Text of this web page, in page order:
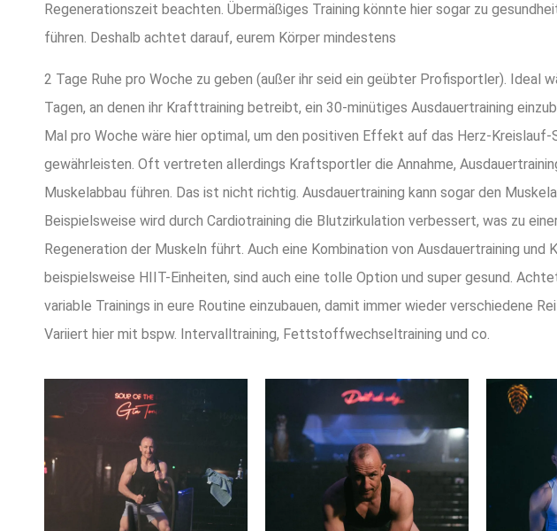
Regenerationszeit beachten. Übermäßiges Training könnte hier sogar zu
führen. Deshalb achtet darauf, eurem Körper mindestens
2 Tage Ruhe pro Woche zu geben (außer ihr seid ein geübter Profisportler). Ideal
Tagen, an denen ihr Krafttraining betreibt, ein 30-minütiges Ausdauertraining
Mal pro Woche wäre hier optimal, um den positiven Effekt auf das Herz-Kreislauf-
gewährleisten. Oft vertreten allerdings Kraftsportler die Annahme,
Muskelabbau führen. Das ist nicht richtig. Ausdauertraining kann sogar den
Beispielsweise wird durch Cardiotraining die Blutzirkulation verbessert, was zu
Regeneration der Muskeln führt. Auch eine Kombination von Ausdauertraining und
beispielsweise HIIT-Einheiten, sind auch eine tolle Option und super gesund.
variable Trainings in eure Routine einzubauen, damit immer wieder verschiedene
Variiert hier mit bspw. Intervalltraining, Fettstoffwechseltraining und co.